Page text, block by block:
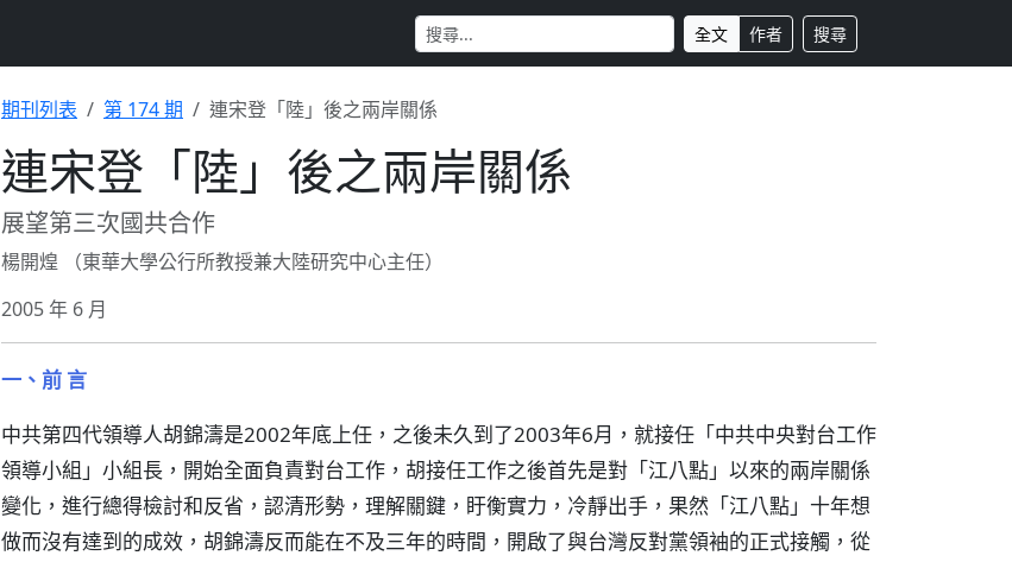
全文 作者 搜尋
期刊列表 第 174 期 連宋登「陸」後之兩岸關係
連宋登「陸」後之兩岸關係
展望第三次國共合作
楊開煌 （東華大學公行所教授兼大陸研究中心主任）
2005 年 6 月
一、前 言
中共第四代領導人胡錦濤是2002年底上任，之後未久到了2003年6月，就接任「中共中央對台工作
領導小組」小組長，開始全面負責對台工作，胡接任工作之後首先是對「江八點」以來的兩岸關係
變化，進行總得檢討和反省，認清形勢，理解關鍵，盱衡實力，冷靜出手，果然「江八點」十年想
做而沒有達到的成效，胡錦濤反而能在不及三年的時間，開啟了與台灣反對黨領袖的正式接觸，從